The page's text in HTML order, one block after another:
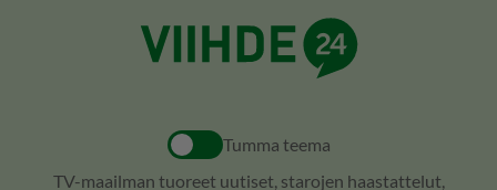
Tumma teema
TV-maailman tuoreet uutiset, starojen haastattelut,